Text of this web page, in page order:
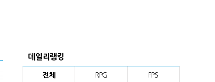
데일리랭킹
전체 RPG FPS